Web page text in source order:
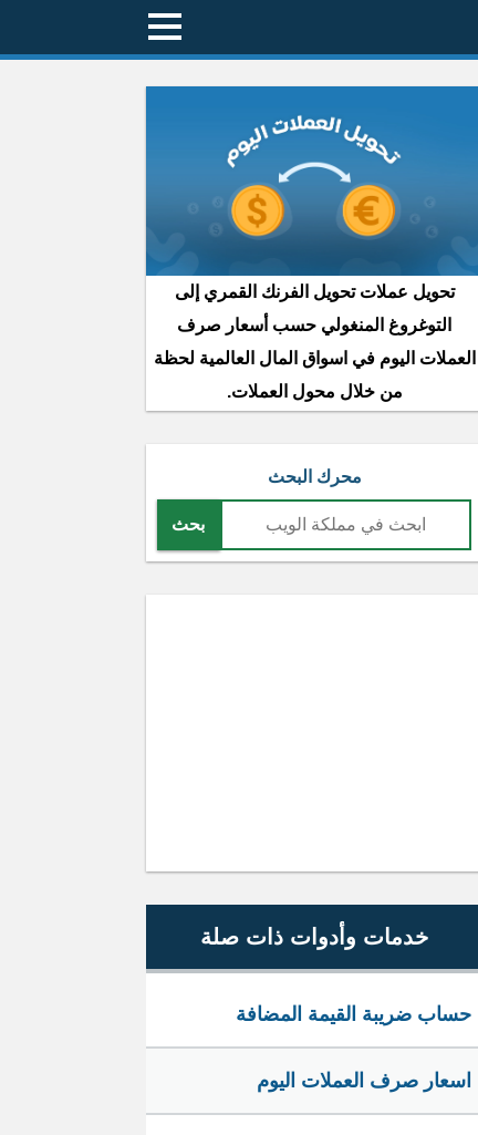
تحويل عملات تحويل الفرنك القمري إلى
التوغروغ المنغولي حسب أسعار صرف
العملات اليوم في اسواق المال العالمية لحظة
من خلال محول العملات.
محرك البحث
بحث
خدمات وأدوات ذات صلة
حساب ضريبة القيمة المضافة
اسعار صرف العملات اليوم